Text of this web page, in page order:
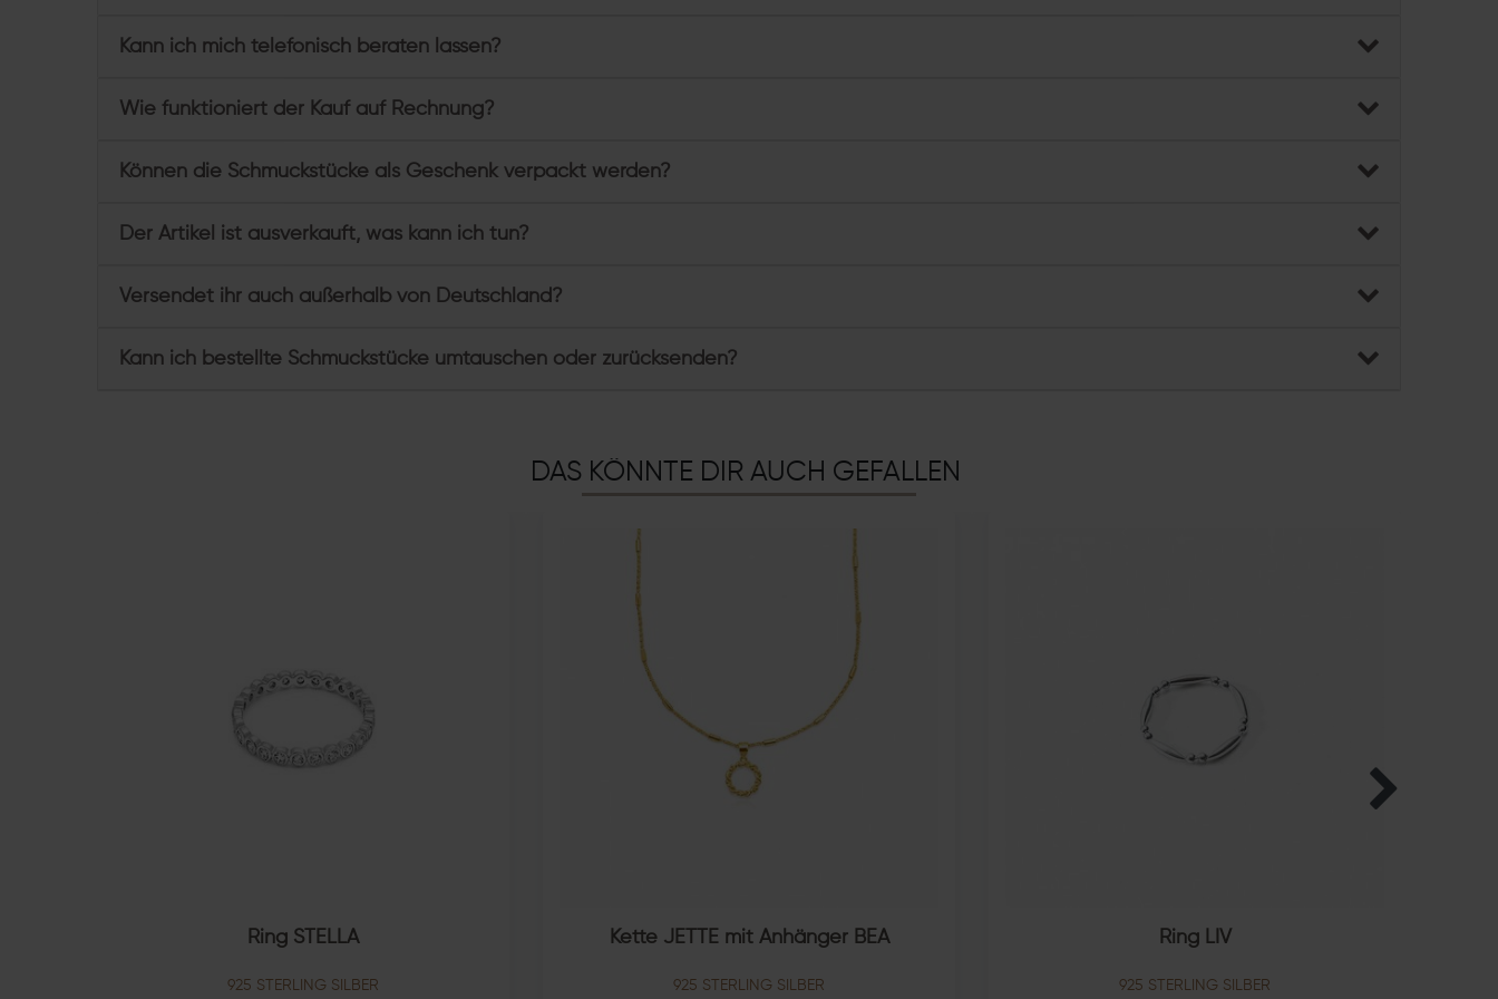
Kann ich mich telefonisch beraten lassen?
Wie funktioniert der Kauf auf Rechnung?
Können die Schmuckstücke als Geschenk verpackt werden?
Der Artikel ist ausverkauft, was kann ich tun?
Versendet ihr auch außerhalb von Deutschland?
Kann ich bestellte Schmuckstücke umtauschen oder zurücksenden?
DAS KÖNNTE DIR AUCH GEFALLEN
Ring STELLA
925 STERLING SILBER
Kette JETTE mit Anhänger BEA
925 STERLING SILBER
Ring LIV
925 STERLING SILBER